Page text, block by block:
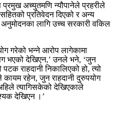
प्रमुख अच्युतमणि न्यौपानेले प्रहरीले
प्रतिवेदन दिएको र अन्य
अनुमोदनका लागि उच्च सरकारी वकिल
गरेको भन्ने आरोप लागेकामा
भएको देखिएन,’ उनले भने, ‘जुन
राहदानी निकालिएको हो, त्यो
रहेन, जुन राहदानी दुरुपयोग
अहिले त्यागिसकेको देखिएकाले
देखिएन ।’